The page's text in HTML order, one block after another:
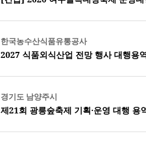
한국농수산식품유통공사
2027 식품외식산업 전망 행사 대행용
경기도 남양주시
제21회 광릉숲축제 기획·운영 대행 용